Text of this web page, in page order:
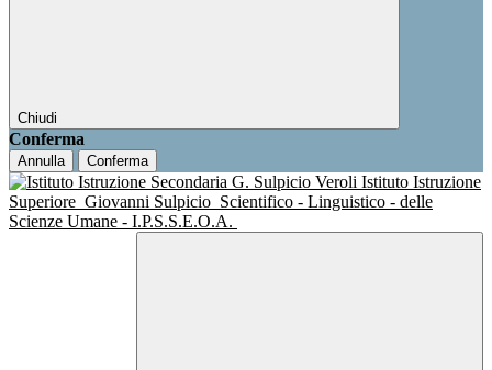
Chiudi
Conferma
Annulla Conferma
Istituto Istruzione
Superiore Giovanni Sulpicio Scientifico - Linguistico - delle
Scienze Umane - I.P.S.S.E.O.A.